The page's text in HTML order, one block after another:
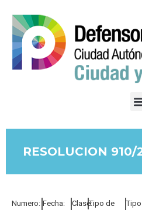
RESOLUCION
Numero: Fecha:
Clase:Tipo de